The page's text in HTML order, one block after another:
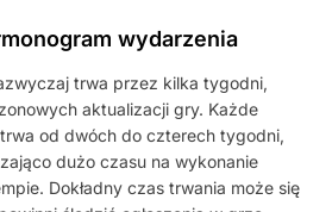
wydarzenia
trwa przez kilka tygodni,
aktualizacji gry. Każde
od dwóch do czterech tygodni,
dużo czasu na wykonanie
Dokładny czas trwania może się